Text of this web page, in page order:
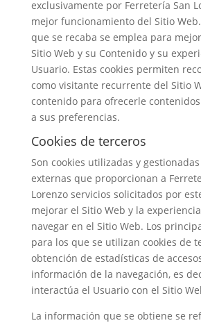
exclusivamente por Ferretería San
mejor funcionamiento del Sitio
que se recaba se emplea para
Sitio Web y su Contenido y su
Usuario. Estas cookies permiten
como visitante recurrente del Sitio
contenido para ofrecerle
a sus preferencias.
Cookies de terceros
Son cookies utilizadas y
externas que proporcionan a
Lorenzo servicios solicitados por
mejorar el Sitio Web y la
navegar en el Sitio Web. Los
para los que se utilizan cookies de
obtención de estadísticas de
información de la navegación, es
interactúa el Usuario con el Sitio
La información que se obtiene se